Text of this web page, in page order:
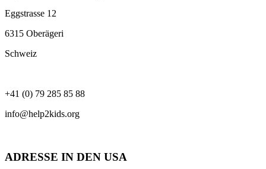
Eggstrasse 12
6315 Oberägeri
Schweiz
+41 (0) 79 285 85 88
info@help2kids.org
ADRESSE IN DEN USA